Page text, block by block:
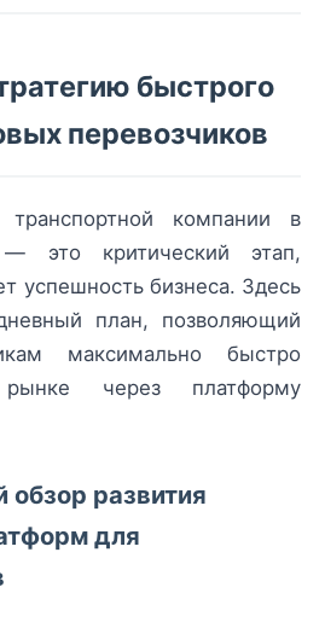
быстрого
перевозчиков
компании в
это критический этап,
успешность бизнеса. Здесь
план, позволяющий
максимально быстро
через платформу
обзор развития
для